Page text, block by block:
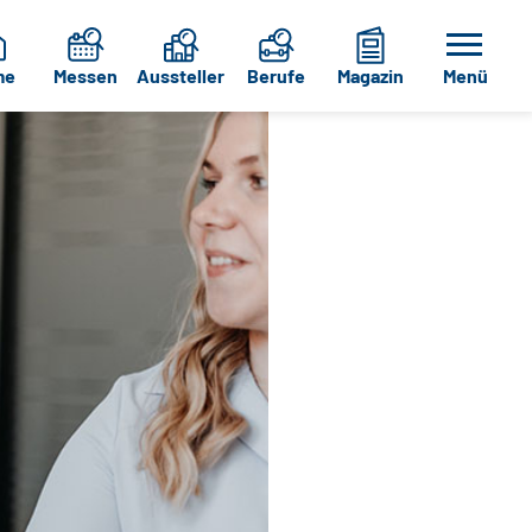
Messen Aussteller Berufe Magazin Menü